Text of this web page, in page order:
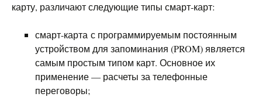
карту, различают следующие типы смарт-карт:
смарт-карта с программируемым постоянным
устройством для запоминания (PROM) является
самым простым типом карт. Основное их
применение — расчеты за телефонные
переговоры;